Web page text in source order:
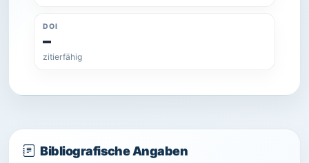
DOI
–
zitierfähig
Bibliografische Angaben